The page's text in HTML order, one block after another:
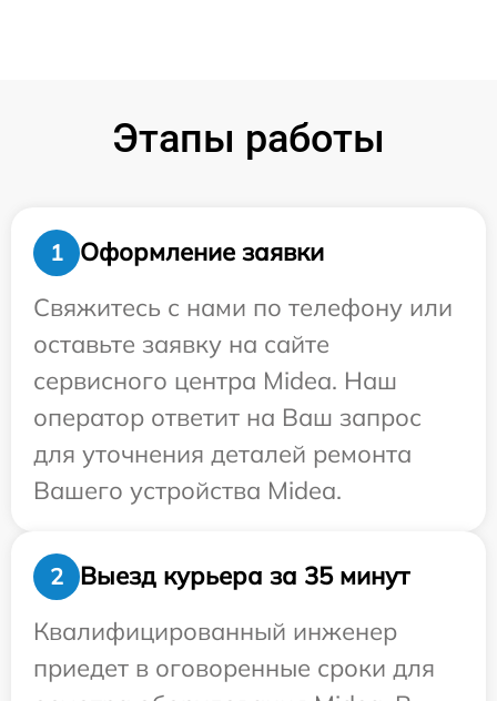
Этапы работы
1
Оформление заявки
Свяжитесь с нами по телефону или
оставьте заявку на сайте
сервисного центра Midea. Наш
оператор ответит на Ваш запрос
для уточнения деталей ремонта
Вашего устройства Midea.
2
Выезд курьера за 35 минут
Квалифицированный инженер
приедет в оговоренные сроки для